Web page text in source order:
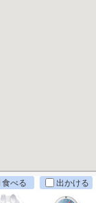
食べる 出かける